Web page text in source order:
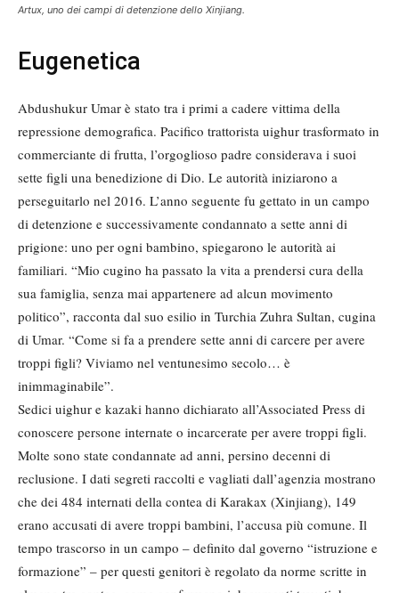
Artux, uno dei campi di detenzione dello Xinjiang.
Eugenetica
Abdushukur Umar è stato tra i primi a cadere vittima della
repressione demografica. Pacifico trattorista uighur trasformato in
commerciante di frutta, l’orgoglioso padre considerava i suoi
sette figli una benedizione di Dio. Le autorità iniziarono a
perseguitarlo nel 2016. L’anno seguente fu gettato in un campo
di detenzione e successivamente condannato a sette anni di
prigione: uno per ogni bambino, spiegarono le autorità ai
familiari. “Mio cugino ha passato la vita a prendersi cura della
sua famiglia, senza mai appartenere ad alcun movimento
politico”, racconta dal suo esilio in Turchia Zuhra Sultan, cugina
di Umar. “Come si fa a prendere sette anni di carcere per avere
troppi figli? Viviamo nel ventunesimo secolo… è
inimmaginabile”.
Sedici uighur e kazaki hanno dichiarato all’Associated Press di
conoscere persone internate o incarcerate per avere troppi figli.
Molte sono state condannate ad anni, persino decenni di
reclusione. I dati segreti raccolti e vagliati dall’agenzia mostrano
che dei 484 internati della contea di Karakax (Xinjiang), 149
erano accusati di avere troppi bambini, l’accusa più comune. Il
tempo trascorso in un campo – definito dal governo “istruzione e
formazione” – per questi genitori è regolato da norme scritte in